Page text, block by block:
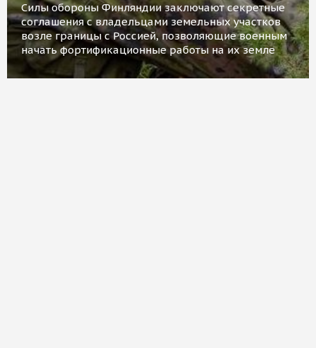
Силы обороны Финляндии заключают секретные
соглашения с владельцами земельных участков
возле границы с Россией, позволяющие военным
начать фортификационные работы на их земле